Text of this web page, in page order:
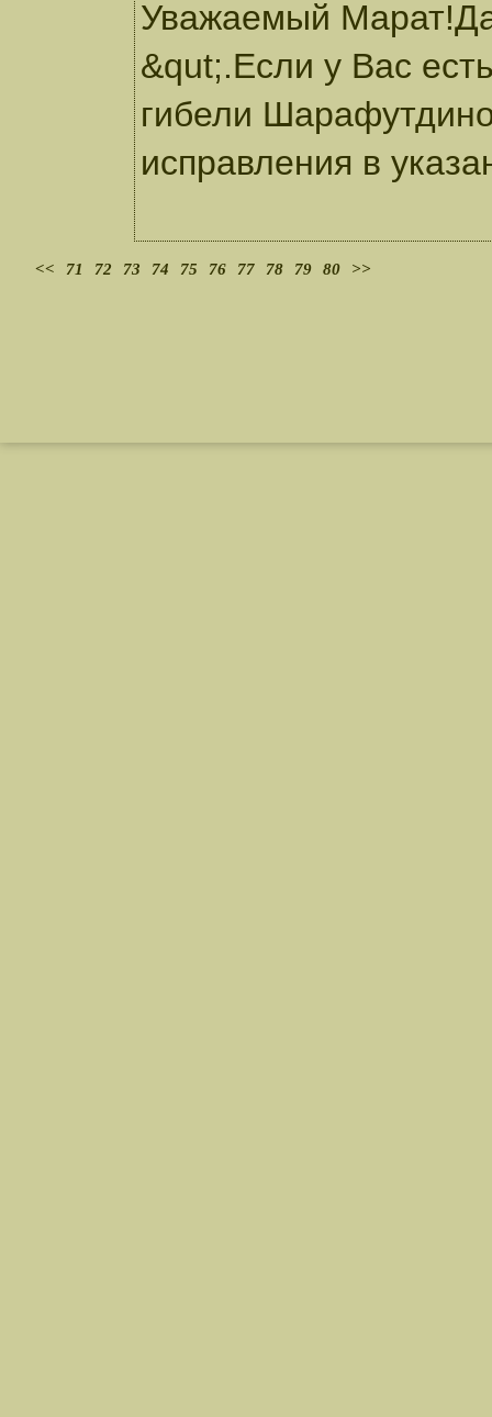
Уважаемый
&qut;.Если у Вас
гибели
исправления в
<< 71 72 73 74 75 76 77 78 79 80 >>